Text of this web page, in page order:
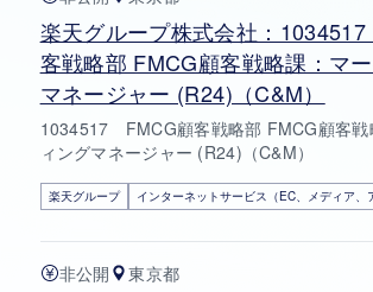
楽天グループ株式会社：
客戦略部 FMCG顧客戦略課：マ
マネージャー (R24)（C&M）
1034517 FMCG顧客戦略部 FMCG顧客戦
ィングマネージャー (R24)（C&M）
楽天グループ インターネットサービス（EC、メディア、
非公開 東京都